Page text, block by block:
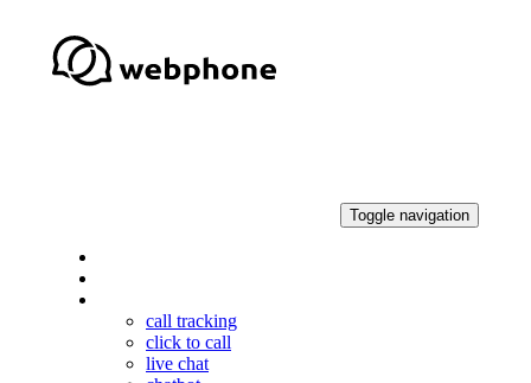
primary
navigation
Toggle navigation
call tracking
click to call
live chat